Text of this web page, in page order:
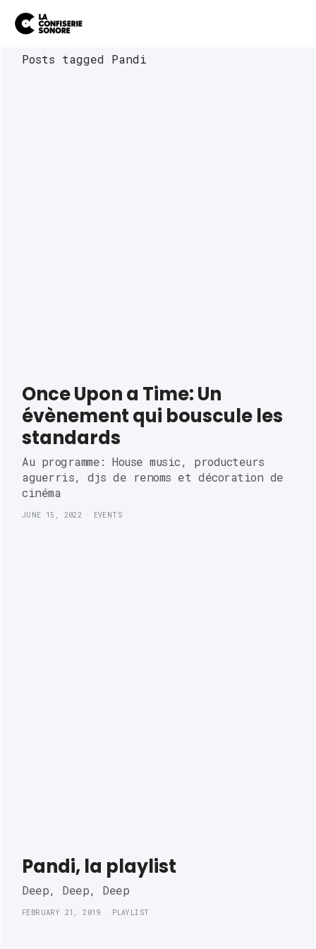
Posts tagged Pandi
Once Upon a Time: Un
évènement qui bouscule les
standards
Au programme: House music, producteurs
aguerris, djs de renoms et décoration de
cinéma
EVENTS
JUNE 15, 2022
Pandi, la playlist
Deep, Deep, Deep
PLAYLIST
FEBRUARY 21, 2019